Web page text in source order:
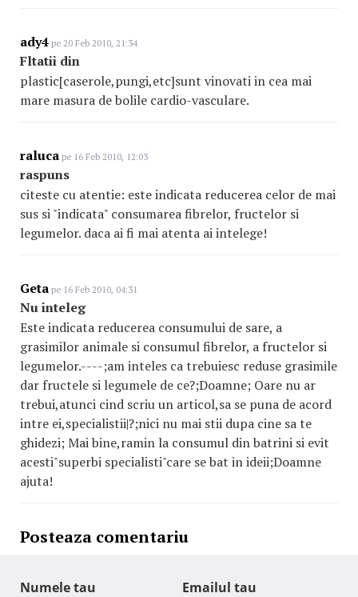
ady4 pe 20 Feb 2010, 21:34
Fltatii din
plastic[caserole,pungi,etc]sunt vinovati in cea mai
mare masura de bolile cardio-vasculare.
raluca pe 16 Feb 2010, 12:03
raspuns
citeste cu atentie: este indicata reducerea celor de mai
sus si "indicata" consumarea fibrelor, fructelor si
legumelor. daca ai fi mai atenta ai intelege!
Geta pe 16 Feb 2010, 04:31
Nu inteleg
Este indicata reducerea consumului de sare, a
grasimilor animale si consumul fibrelor, a fructelor si
legumelor.----;am inteles ca trebuiesc reduse grasimile
dar fructele si legumele de ce?;Doamne; Oare nu ar
trebui,atunci cind scriu un articol,sa se puna de acord
intre ei,specialistii|?;nici nu mai stii dupa cine sa te
ghidezi; Mai bine,ramin la consumul din batrini si evit
acesti"superbi specialisti"care se bat in ideii;Doamne
ajuta!
Posteaza comentariu
Numele tau Emailul tau